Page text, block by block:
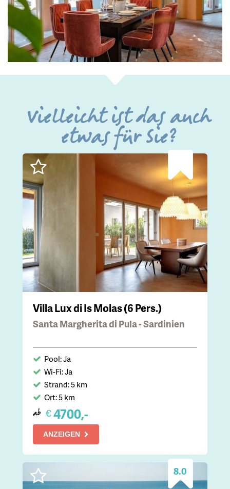
Vielleicht ist das auch
etwas für Sie?
Villa Lux di Is Molas (6 Pers.)
Santa Margherita di Pula - Sardinien
Pool: Ja
Wi-Fi: Ja
Strand: 5 km
Ort: 5 km
ab €4700,-
ANZEIGEN
8.0